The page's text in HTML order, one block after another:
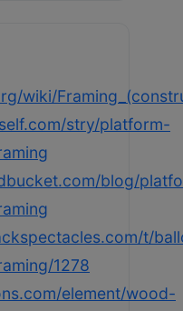
wiki/
stry/platform-
blog/
t/
1278
element/wood-